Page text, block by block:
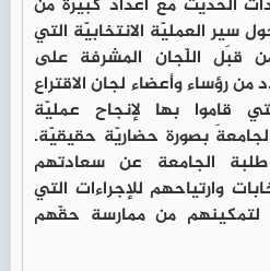
الحديث مع أعداد كبيرة من
سير العمليّة الانتخابيّة التي
اللّجان المشرفة على
من رؤساء وأعضاء لجان الاقتراع
قاموا بها لإنجاح عمليّة
بصورة حضاريّة حقيقيّة.
الجامعة عن سعادتهم
وارتياحهم للإجراءات التي
لتمكينهم من ممارسة حقّهم